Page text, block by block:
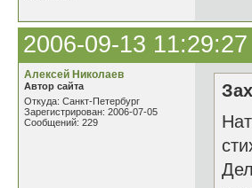
2006-09-13 11:29:27
Алексей Николаев
Автор сайта
Откуда: Санкт-Петербург
Зарегистрирован: 2006-07-05
Сообщений: 229